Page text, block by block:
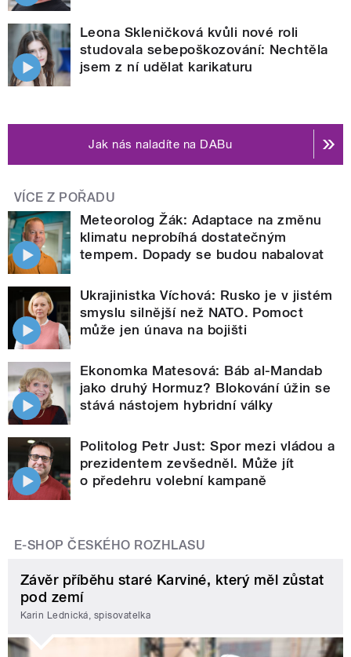
Leona Skleničková kvůli nové roli
studovala sebepoškozování: Nechtěla
jsem z ní udělat karikaturu
Jak nás naladíte na DABu
VÍCE Z POŘADU
Meteorolog Žák: Adaptace na změnu
klimatu neprobíhá dostatečným
tempem. Dopady se budou nabalovat
Ukrajinistka Víchová: Rusko je v jistém
smyslu silnější než NATO. Pomoct
může jen únava na bojišti
Ekonomka Matesová: Báb al-Mandab
jako druhý Hormuz? Blokování úžin se
stává nástojem hybridní války
Politolog Petr Just: Spor mezi vládou a
prezidentem zevšedněl. Může jít
o předehru volební kampaně
E-SHOP ČESKÉHO ROZHLASU
Závěr příběhu staré Karviné, který měl zůstat
pod zemí
Karin Lednická, spisovatelka